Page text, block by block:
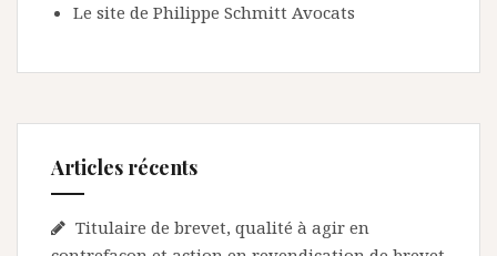
Le site de Philippe Schmitt Avocats
Articles récents
Titulaire de brevet, qualité à agir en